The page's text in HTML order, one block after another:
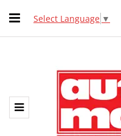
Select Language ▼